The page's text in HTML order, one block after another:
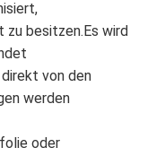
zu besitzen.Es wird
von den
werden
oder